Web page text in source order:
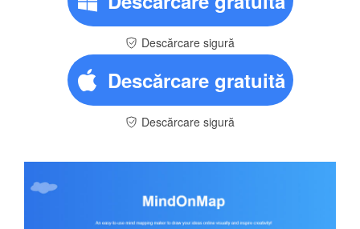
Descărcare sigură
Descărcare gratuită
Descărcare sigură